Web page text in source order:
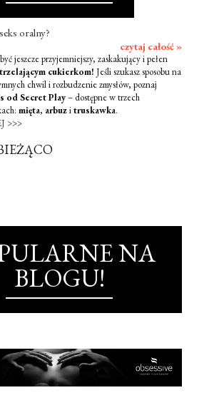
oralny?
czytaj całość »
jeszcze przyjemniejszy, zaskakujący i pełen
cukierkom! Jeśli szukasz sposobu na
chwil i rozbudzenie zmysłów, poznaj
od Secret Play– dostępne w trzech
mięta, arbuzitruskawka.
>>>
NA
BLOGU!